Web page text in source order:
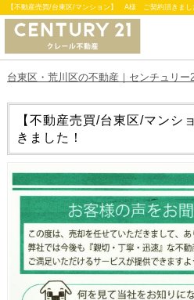
【不動産売買/台東区/マンション】 A様 ご契約頂きまし
台東区・荒川区の不動産｜センチュリー
【不動産売買/台東区/マン
きました！